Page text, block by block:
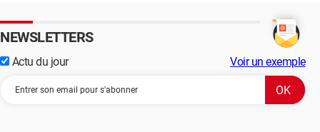
NEWSLETTERS
Actu du jour Voir un exemple